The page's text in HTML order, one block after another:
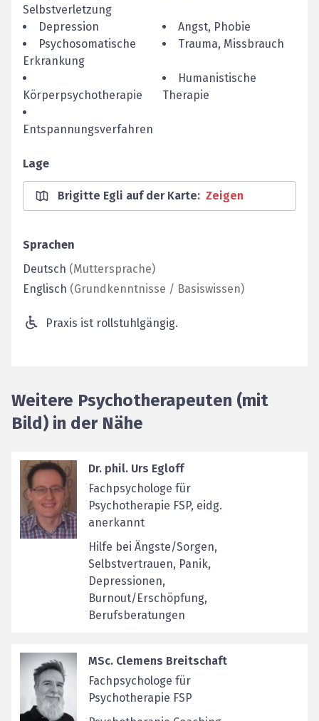
Selbstverletzung
Depression
Angst, Phobie
Psychosomatische
Erkrankung
Trauma, Missbrauch
Körperpsychotherapie
Humanistische
Therapie
Entspannungsverfahren
Lage
Brigitte Egli auf der Karte: Zeigen
Sprachen
Deutsch (Muttersprache)
Englisch (Grundkenntnisse / Basiswissen)
Praxis ist rollstuhlgängig.
Weitere Psychotherapeuten (mit
Bild) in der Nähe
Dr. phil. Urs Egloff
Fachpsychologe für
Psychotherapie FSP, eidg.
anerkannt
Hilfe bei Ängste/Sorgen,
Selbstvertrauen, Panik,
Depressionen,
Burnout/Erschöpfung,
Berufsberatungen
MSc. Clemens Breitschaft
Fachpsychologe für
Psychotherapie FSP